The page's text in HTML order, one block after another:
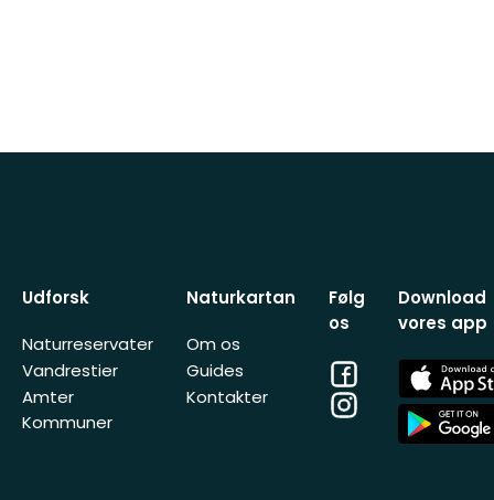
Udforsk
Naturreservater
Vandrestier
Amter
Kommuner
Naturkartan
Om os
Guides
Kontakter
Følg
os
Facebook
Instagram
Download
vores app
App
Store
App
Store